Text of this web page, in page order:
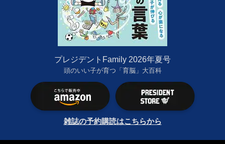
プレジデントFamily 2026年夏号
頭のいい子が育つ「育脳」大百科
雑誌の予約購読はこちらから